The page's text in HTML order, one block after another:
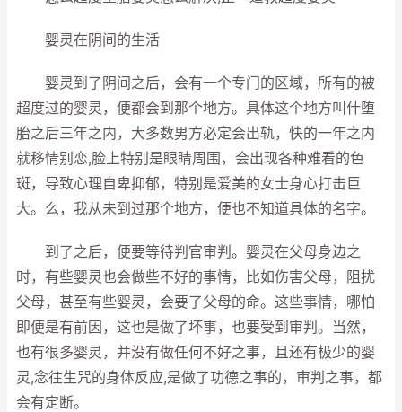
婴灵在阴间的生活
婴灵到了阴间之后，会有一个专门的区域，所有的被
超度过的婴灵，便都会到那个地方。具体这个地方叫什堕
胎之后三年之内，大多数男方必定会出轨，快的一年之内
就移情别恋,脸上特别是眼睛周围，会出现各种难看的色
斑，导致心理自卑抑郁，特别是爱美的女士身心打击巨
大。么，我从未到过那个地方，便也不知道具体的名字。
到了之后，便要等待判官审判。婴灵在父母身边之
时，有些婴灵也会做些不好的事情，比如伤害父母，阻扰
父母，甚至有些婴灵，会要了父母的命。这些事情，哪怕
即便是有前因，这也是做了坏事，也要受到审判。当然，
也有很多婴灵，并没有做任何不好之事，且还有极少的婴
灵,念往生咒的身体反应,是做了功德之事的，审判之事，都
会有定断。